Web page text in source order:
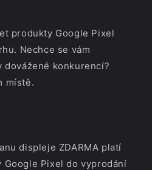
produkty Google Pixel
Nechce se vám
konkurencí?
místě.
displeje ZDARMA platí
Pixel do vyprodání